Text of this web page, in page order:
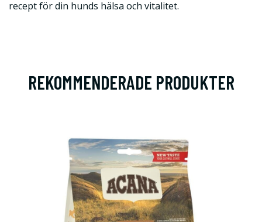
recept för din hunds hälsa och vitalitet.
REKOMMENDERADE PRODUKTER